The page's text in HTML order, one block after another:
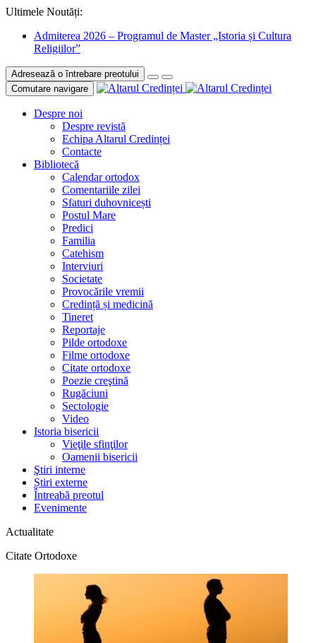
Ultimele Noutăți:
Admiterea 2026 – Programul de Master „Istoria și Cultura
Religiilor”
Adresează o întrebare preotului
Comutare navigare
Despre noi
Despre revistă
Echipa Altarul Credinței
Contacte
Bibliotecă
Calendar ortodox
Comentariile zilei
Sfaturi duhovnicești
Postul Mare
Predici
Familia
Catehism
Interviuri
Societate
Provocările vremii
Credință și medicină
Tineret
Reportaje
Pilde ortodoxe
Filme ortodoxe
Citate ortodoxe
Poezie creştină
Rugăciuni
Sectologie
Video
Istoria bisericii
Vieţile sfinţilor
Oamenii bisericii
Ştiri interne
Știri externe
Întreabă preotul
Evenimente
Actualitate
Citate Ortodoxe